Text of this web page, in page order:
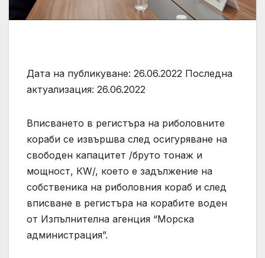
Дата на публикуване: 26.06.2022 Последна
актуализация: 26.06.2022
Вписването в регистъра на риболовните
кораби се извършва след осигуряване на
свободен капацитет /бруто тонаж и
мощност, КW/, което е задължение на
собственика на риболовния кораб и след
вписване в регистъра на корабите воден
от Изпълнителна агенция “Морска
администрация”.